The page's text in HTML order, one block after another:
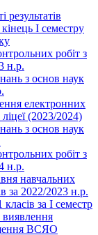
І семестру
робіт з
н.р.
з основ наук
електронних
(2023/2024)
з основ наук
робіт з
н.р.
навчальних
за 2022/2023 н.р.
за І семестр
виявлення
ВСЯО